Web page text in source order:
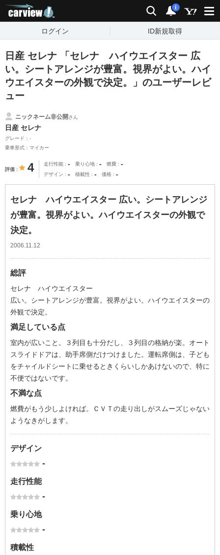
検索 通知
i
ログイン ID新規取得
日産 セレナ 「セレナ ハイウエイスター 広
い。シートアレンジが豊富。視界がよい。ハイ
ウエイスターの外観で決定。」のユーザーレビ
ュー
ニックネーム非公開さん
日産 セレナ
グレード：-
乗車形式：マイカー
評価 4 走行性能 - 乗り心地 - 燃費 -
デザイン - 積載性 - 価格 -
セレナ ハイウエイスター 広い。シートアレンジ
が豊富。視界がよい。ハイウエイスターの外観で
決定。
2006.11.12
総評
セレナ ハイウエイスター
広い。シートアレンジが豊富。視界がよい。ハイウエイスターの
外観で決定。
満足している点
室内が広いこと。３列目も十分だし、３列目の格納が楽。オート
スライドドアは、助手席側だけつけました。運転席側は、子ども
をチャイルドシートに乗せるときくらいしかあけないので、特に
不便ではないです。
不満な点
燃費がもう少しよければ。ＣＶＴの走り出しがスムーズじゃない
ようなきがします。
デザイン
-
走行性能
-
乗り心地
-
積載性